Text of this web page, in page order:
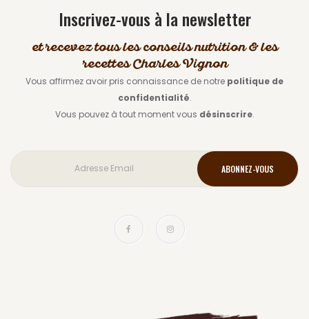
Inscrivez-vous à la newsletter
et recevez tous les conseils nutrition & les
recettes Charles Vignon
Vous affirmez avoir pris connaissance de notre politique de
confidentialité.
Vous pouvez à tout moment vous désinscrire.